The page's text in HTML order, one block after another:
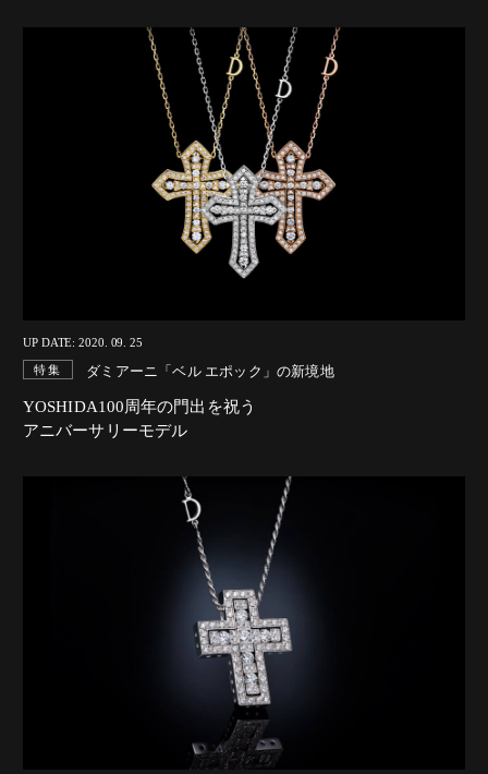
UP DATE: 2020. 09. 25
特集 ダミアーニ「ベル エポック」の新境地
YOSHIDA100周年の門出を祝う
アニバーサリーモデル